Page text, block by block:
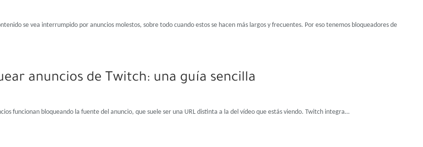
se vea interrumpido por anuncios molestos, sobre todo cuando estos se hacen más largos y frecuentes. Por eso tenemos bloqueadores de
anuncios de Twitch: una guía sencilla
funcionan bloqueando la fuente del anuncio, que suele ser una URL distinta a la del vídeo que estás viendo. Twitch integra…